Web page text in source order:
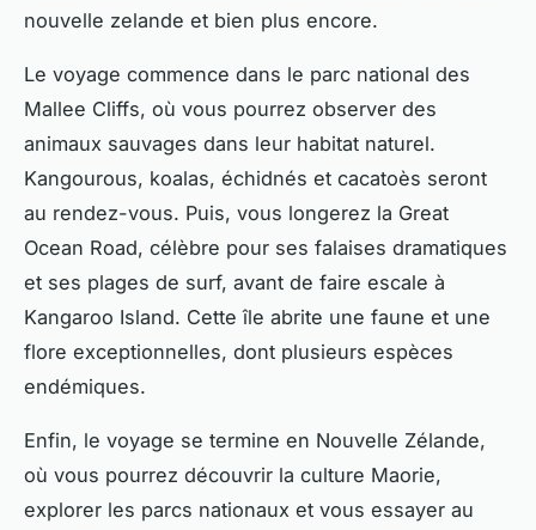
nouvelle zelande et bien plus encore.
Le voyage commence dans le parc national des
Mallee Cliffs, où vous pourrez observer des
animaux sauvages dans leur habitat naturel.
Kangourous, koalas, échidnés et cacatoès seront
au rendez-vous. Puis, vous longerez la Great
Ocean Road, célèbre pour ses falaises dramatiques
et ses plages de surf, avant de faire escale à
Kangaroo Island. Cette île abrite une faune et une
flore exceptionnelles, dont plusieurs espèces
endémiques.
Enfin, le voyage se termine en Nouvelle Zélande,
où vous pourrez découvrir la culture Maorie,
explorer les parcs nationaux et vous essayer au